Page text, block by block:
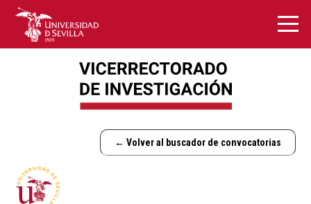
← Volver al buscador de convocatorias